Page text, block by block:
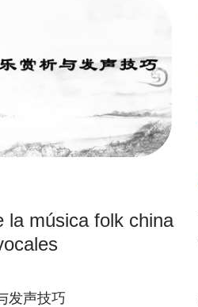
la música folk china
发声技巧